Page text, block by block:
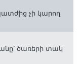
չի կարող
ծառերի տակ